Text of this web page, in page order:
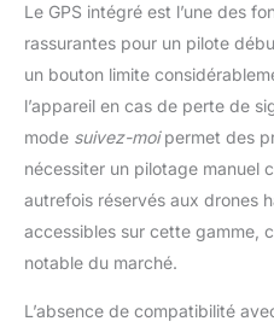
Le GPS intégré est l’une des
rassurantes pour un pilote
un bouton limite
l’appareil en cas de perte de
mode suivez-moipermet des
nécessiter un pilotage manuel
autrefois réservés aux drones
accessibles sur cette gamme,
notable du marché.
L’absence de compatibilité